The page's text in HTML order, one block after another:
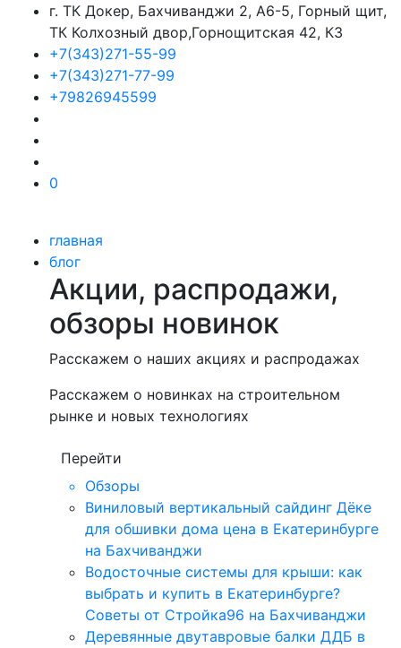
г. ТК Докер, Бахчиванджи 2, А6-5, Горный щит,
ТК Колхозный двор,Горнощитская 42, К3
+7(343)271-55-99
+7(343)271-77-99
+79826945599
0
главная
блог
Акции, распродажи,
обзоры новинок
Расскажем о наших акциях и распродажах
Расскажем о новинках на строительном
рынке и новых технологиях
Перейти
Обзоры
Виниловый вертикальный сайдинг Дёке
для обшивки дома цена в Екатеринбурге
на Бахчиванджи
Водосточные системы для крыши: как
выбрать и купить в Екатеринбурге?
Советы от Стройка96 на Бахчиванджи
Деревянные двутавровые балки ДДБ в